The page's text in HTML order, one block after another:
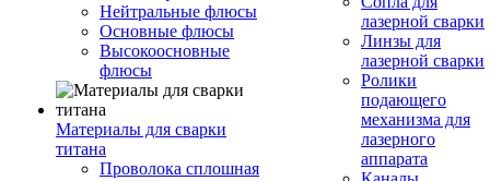
Нейтральные флюсы
Основные флюсы
Высокоосновные
флюсы
Материалы для сварки
титана
Проволока сплошная
лазерной сварки
Линзы для
лазерной сварки
Ролики
подающего
механизма для
лазерного
аппарата